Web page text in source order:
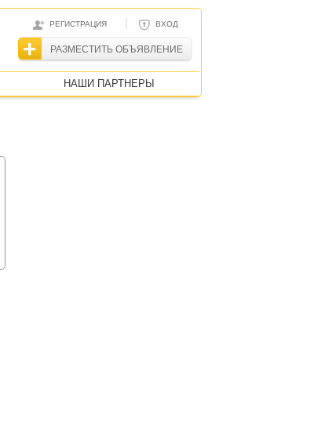
РЕГИСТРАЦИЯ | ВХОД
РАЗМЕСТИТЬ ОБЪЯВЛЕНИЕ
НАШИ ПАРТНЕРЫ